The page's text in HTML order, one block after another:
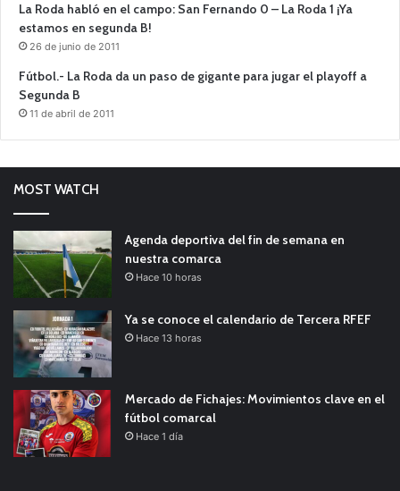
La Roda habló en el campo: San Fernando 0 – La Roda 1 ¡Ya
estamos en segunda B!
26 de junio de 2011
Fútbol.- La Roda da un paso de gigante para jugar el playoff a
Segunda B
11 de abril de 2011
MOST WATCH
Agenda deportiva del fin de semana en
nuestra comarca
Hace 10 horas
Ya se conoce el calendario de Tercera RFEF
Hace 13 horas
Mercado de Fichajes: Movimientos clave en el
fútbol comarcal
Hace 1 día